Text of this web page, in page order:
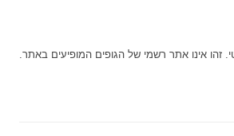
זהו אינו אתר רשמי של הגופים המופיעים באתר.